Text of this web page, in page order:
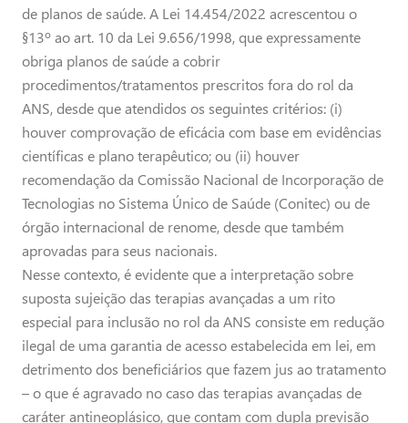
de planos de saúde. A Lei 14.454/2022 acrescentou o
§13º ao art. 10 da Lei 9.656/1998, que expressamente
obriga planos de saúde a cobrir
procedimentos/tratamentos prescritos fora do rol da
ANS, desde que atendidos os seguintes critérios: (i)
houver comprovação de eficácia com base em evidências
científicas e plano terapêutico; ou (ii) houver
recomendação da Comissão Nacional de Incorporação de
Tecnologias no Sistema Único de Saúde (Conitec) ou de
órgão internacional de renome, desde que também
aprovadas para seus nacionais.
Nesse contexto, é evidente que a interpretação sobre
suposta sujeição das terapias avançadas a um rito
especial para inclusão no rol da ANS consiste em redução
ilegal de uma garantia de acesso estabelecida em lei, em
detrimento dos beneficiários que fazem jus ao tratamento
– o que é agravado no caso das terapias avançadas de
caráter antineoplásico, que contam com dupla previsão